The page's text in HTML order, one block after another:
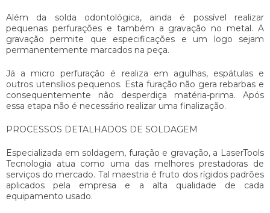
Além da solda odontológica, ainda é possível realizar
pequenas perfurações e também a gravação no metal. A
gravação permite que especificações e um logo sejam
permanentemente marcados na peça.
Já a micro perfuração é realiza em agulhas, espátulas e
outros utensílios pequenos. Esta furação não gera rebarbas e
consequentemente não desperdiça matéria-prima. Após
essa etapa não é necessário realizar uma finalização.
PROCESSOS DETALHADOS DE SOLDAGEM
Especializada em soldagem, furação e gravação, a LaserTools
Tecnologia atua como uma das melhores prestadoras de
serviços do mercado. Tal maestria é fruto dos rígidos padrões
aplicados pela empresa e a alta qualidade de cada
equipamento usado.